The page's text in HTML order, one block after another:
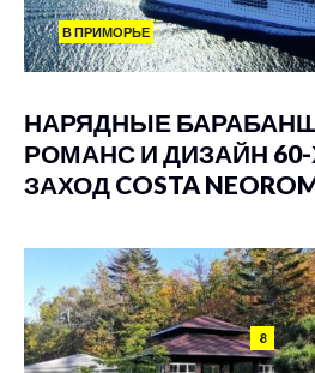
В ПРИМОРЬЕ
НАРЯДНЫЕ
РОМАНС И ДИЗАЙН
ЗАХОД COSTA
8